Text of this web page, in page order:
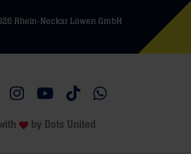
Rhein-Neckar Löwen GmbH
uns auf Facebook
uns auf Twitter
Besucht uns auf Instagram
Besucht uns auf Youtube
Besucht uns auf
Besucht uns auf
by Dots United